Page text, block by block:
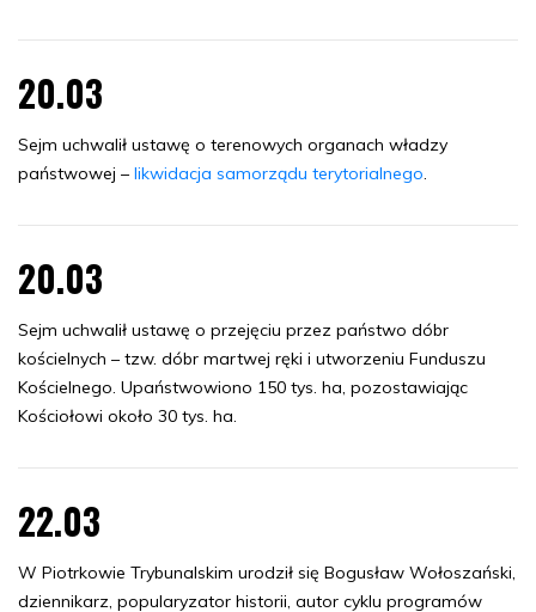
20.03
Sejm uchwalił ustawę o terenowych organach władzy
państwowej – likwidacja samorządu terytorialnego.
20.03
Sejm uchwalił ustawę o przejęciu przez państwo dóbr
kościelnych – tzw. dóbr martwej ręki i utworzeniu Funduszu
Kościelnego. Upaństwowiono 150 tys. ha, pozostawiając
Kościołowi około 30 tys. ha.
22.03
W Piotrkowie Trybunalskim urodził się Bogusław Wołoszański,
dziennikarz, popularyzator historii, autor cyklu programów